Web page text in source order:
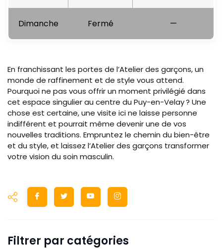
Dimanche Fermé —
En franchissant les portes de l’Atelier des garçons, un
monde de raffinement et de style vous attend.
Pourquoi ne pas vous offrir un moment privilégié dans
cet espace singulier au centre du Puy-en-Velay ? Une
chose est certaine, une visite ici ne laisse personne
indifférent et pourrait même devenir une de vos
nouvelles traditions. Empruntez le chemin du bien-être
et du style, et laissez l’Atelier des garçons transformer
votre vision du soin masculin.
Filtrer par catégories